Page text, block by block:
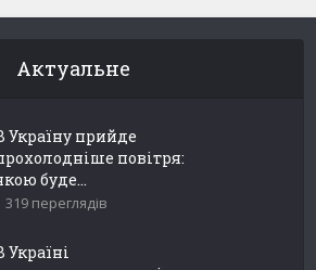
Актуальне
Україну прийде
повітря:
буде...
319 переглядів
Україні